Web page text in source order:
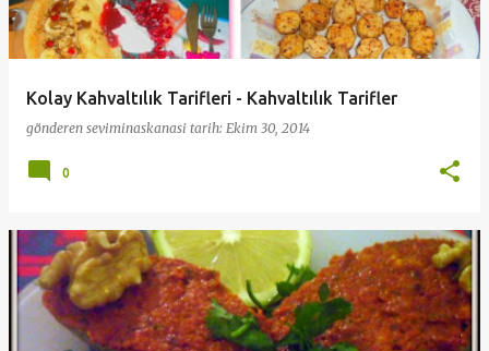
Kolay Kahvaltılık Tarifleri - Kahvaltılık Tarifler
gönderen seviminaskanasi tarih: Ekim 30, 2014
0